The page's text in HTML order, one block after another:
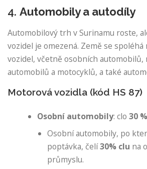
4. Automobily a autodíly
Automobilový trh v Surinamu roste,
vozidel je omezená. Země se spoléhá
vozidel, včetně osobních automobilů,
automobilů a motocyklů, a také
Motorová vozidla (kód HS 87)
Osobní automobily: clo30 %
Osobní automobily, po
poptávka, čelí30% clu na
průmyslu.